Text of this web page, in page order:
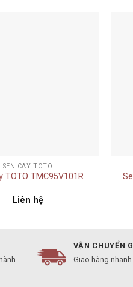
SEN CÂY TOTO
TOTO TMC95V101R
Liên hệ
VẬN CHUYỂN
Giao hàng